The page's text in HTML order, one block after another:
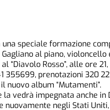
speciale formazione
al piano, violoncello
Rosso”, alle ore 21,
355699, prenotazioni 320
nuovo album “Mutamenti”.
vedrà impegnata anche in
nuovamente negli Stati